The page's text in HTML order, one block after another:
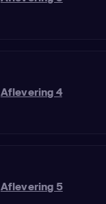
Aflevering 4
Aflevering 5